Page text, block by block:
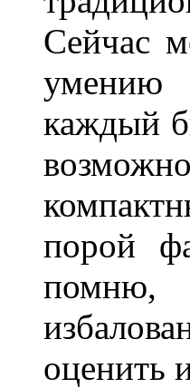
Сейчас
умению
каждый
порой
помню,
оценить